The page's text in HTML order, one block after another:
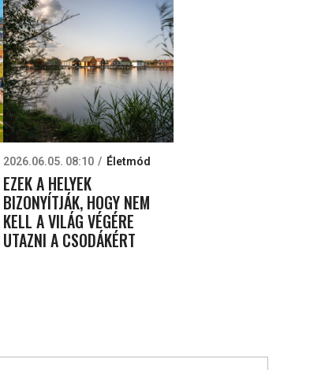
2026.06.05. 08:10 Életmód
EZEK A HELYEK
BIZONYÍTJÁK, HOGY NEM
KELL A VILÁG VÉGÉRE
UTAZNI A CSODÁKÉRT